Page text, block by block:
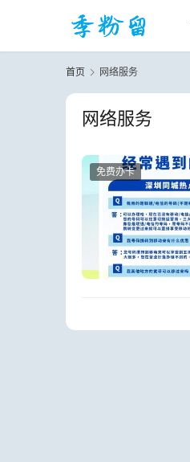
首页 网络服务
网络服务
免费办卡